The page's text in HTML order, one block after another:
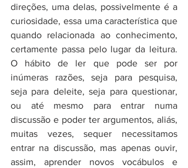
direções, uma delas, possivelmente é a
curiosidade, essa uma característica que
quando relacionada ao conhecimento,
certamente passa pelo lugar da leitura.
O hábito de ler que pode ser por
inúmeras razões, seja para pesquisa,
seja para deleite, seja para questionar,
ou até mesmo para entrar numa
discussão e poder ter argumentos, aliás,
muitas vezes, sequer necessitamos
entrar na discussão, mas apenas ouvir,
assim, aprender novos vocábulos e